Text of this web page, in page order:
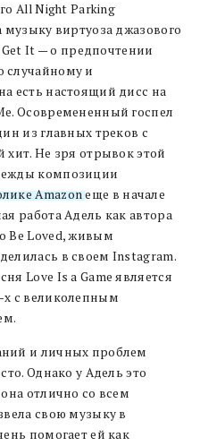
All Night Parking
музыку виртуоза джазового
It — о предпочтении
случайному и
есть настоящий дисс на
Осовремененный госпел
из главных треков с
Не зря отрывок этой
композиции
Amazonеще в начале
работа Адель как автора
Be Loved, живым
в своем Instagram.
Love Is a Game является
х с великолепным
и личных проблем
Однако у Адель это
отлично со всем
свою музыку в
помогает ей как